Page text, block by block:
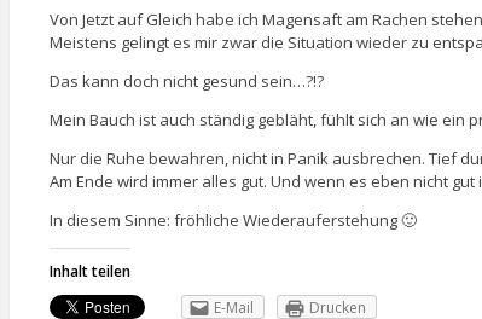
Von Jetzt auf Gleich habe ich Magensaft am Rachen
Meistens gelingt es mir zwar die Situation wieder zu
Das kann doch nicht gesund sein…?!?
Mein Bauch ist auch ständig gebläht, fühlt sich an wie
Nur die Ruhe bewahren, nicht in Panik ausbrechen. Tief
Am Ende wird immer alles gut. Und wenn es eben nicht
In diesem Sinne: fröhliche Wiederauferstehung 🙂
Inhalt teilen
E-Mail
Drucken